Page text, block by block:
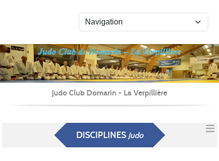
Judo Club Domarin - La Verpillière
DISCIPLINES Judo